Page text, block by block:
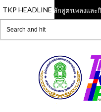
TKP HEADLINE
13 Jun 2023 หลักสูตรเพลงและกิจ